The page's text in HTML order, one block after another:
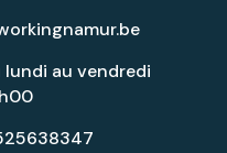
au vendredi